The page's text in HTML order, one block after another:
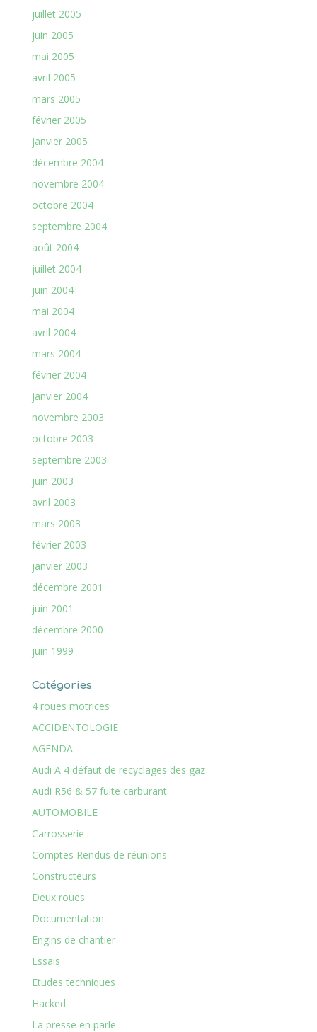
juillet 2005
juin 2005
mai 2005
avril 2005
mars 2005
février 2005
janvier 2005
décembre 2004
novembre 2004
octobre 2004
septembre 2004
août 2004
juillet 2004
juin 2004
mai 2004
avril 2004
mars 2004
février 2004
janvier 2004
novembre 2003
octobre 2003
septembre 2003
juin 2003
avril 2003
mars 2003
février 2003
janvier 2003
décembre 2001
juin 2001
décembre 2000
juin 1999
Catégories
4 roues motrices
ACCIDENTOLOGIE
AGENDA
Audi A 4 défaut de recyclages des gaz
Audi R56 & 57 fuite carburant
AUTOMOBILE
Carrosserie
Comptes Rendus de réunions
Constructeurs
Deux roues
Documentation
Engins de chantier
Essais
Etudes techniques
Hacked
La presse en parle